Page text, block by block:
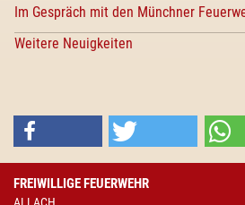
Im Gespräch mit den Münchner
Weitere Neuigkeiten
FREIWILLIGE FEUERWEHR